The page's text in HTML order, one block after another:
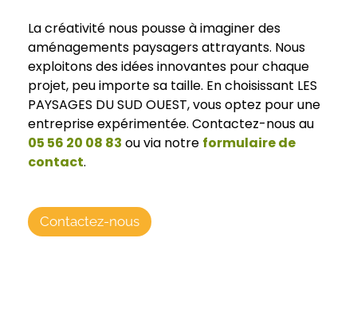
La créativité nous pousse à imaginer des
aménagements paysagers attrayants. Nous
exploitons des idées innovantes pour chaque
projet, peu importe sa taille. En choisissant LES
PAYSAGES DU SUD OUEST, vous optez pour une
entreprise expérimentée. Contactez-nous au
05 56 20 08 83 ou via notre formulaire de
contact.
Contactez-nous